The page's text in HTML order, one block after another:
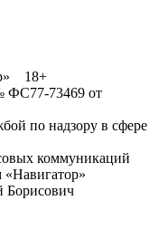
18+
ФС77-73469 от
по надзору в сфере
коммуникаций
Борисович